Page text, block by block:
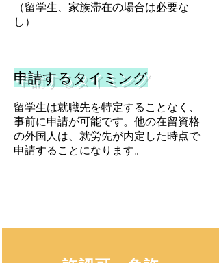
（留学生、家族滞在の場合は必要な
し）
申請するタイミング
留学生は就職先を特定することなく、
事前に申請が可能です。他の在留資格
の外国人は、就労先が内定した時点で
申請することになります。